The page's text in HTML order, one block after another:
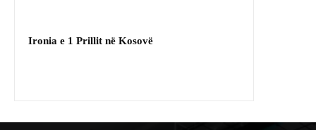
Ironia e 1 Prillit në Kosovë